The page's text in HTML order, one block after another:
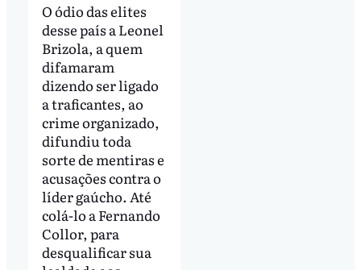
O ódio das elites
desse país a Leonel
Brizola, a quem
difamaram
dizendo ser ligado
a traficantes, ao
crime organizado,
difundiu toda
sorte de mentiras e
acusações contra o
líder gaúcho. Até
colá-lo a Fernando
Collor, para
desqualificar sua